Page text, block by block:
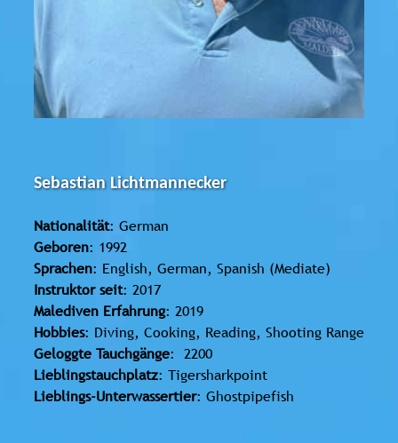
Sebastian Lichtmannecker
Nationalität: German
Geboren: 1992
Sprachen: English, German, Spanish (Mediate)
Instruktor seit: 2017
Malediven Erfahrung: 2019
Hobbies: Diving, Cooking, Reading, Shooting Range
Geloggte Tauchgänge: 2200
Lieblingstauchplatz: Tigersharkpoint
Lieblings-Unterwassertier: Ghostpipefish